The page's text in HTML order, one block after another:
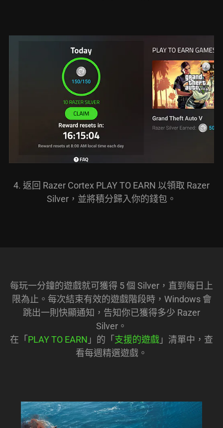
4. 返回 Razer Cortex PLAY TO EARN 以領取 Razer
Silver，並將積分歸入你的錢包。
每玩一分鐘的遊戲就可獲得 5 個 Silver，直到每日上
限為止。每次結束有效的遊戲階段時，Windows 會
跳出一則快顯通知，告知你已獲得多少 Razer
Silver。
在「 PLAY TO EARN 」的「 支援的遊戲 」清單中，查
看每週精選遊戲。